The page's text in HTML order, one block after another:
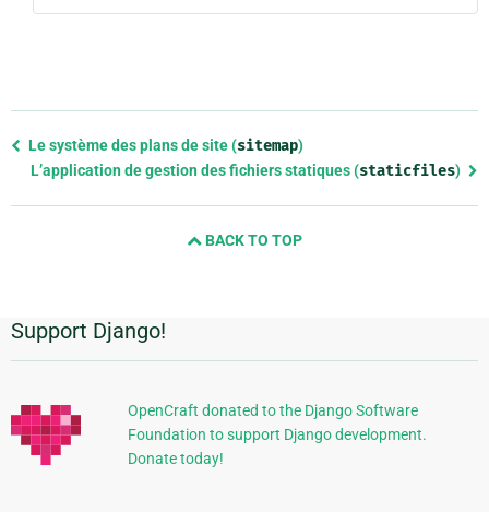
Previous
page
Le système des plans de site (sitemap)
L’application de gestion des fichiers statiques (staticfiles)
BACK TO TOP
Informations
supplémentaires
Support Django!
OpenCraft donated to the Django Software
Foundation to support Django development.
Donate today!